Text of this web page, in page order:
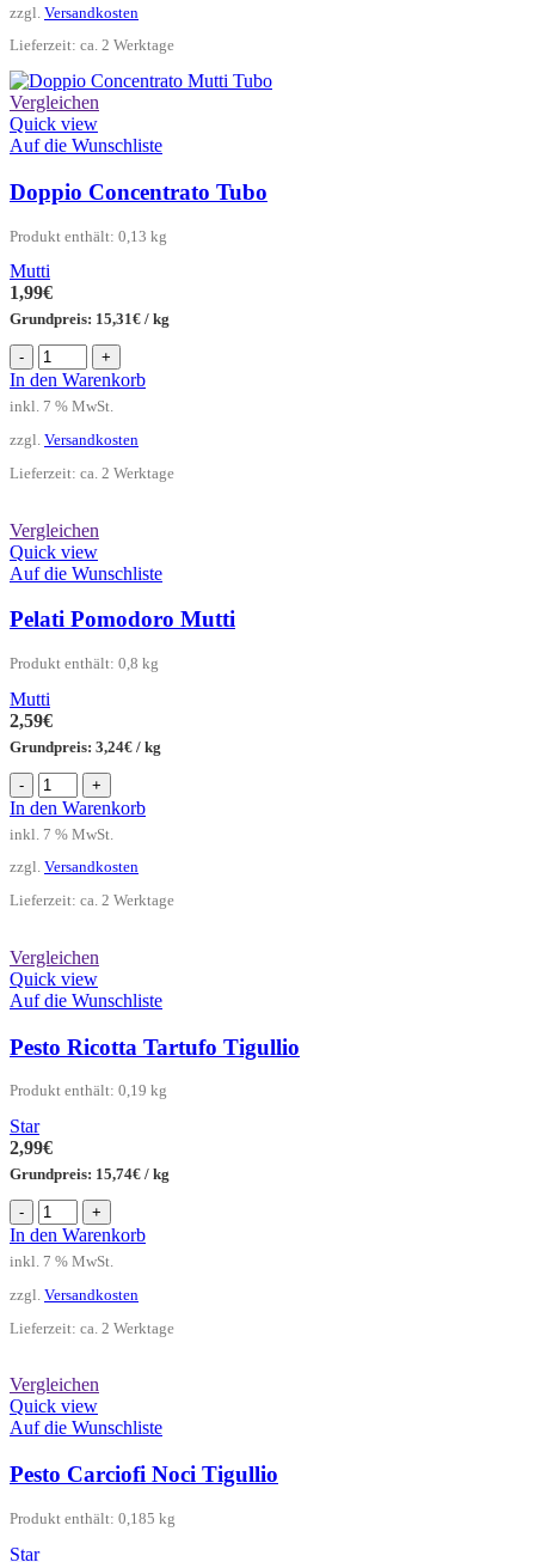
zzgl. Versandkosten
Lieferzeit: ca. 2 Werktage
Vergleichen
Quick view
Auf die Wunschliste
Doppio Concentrato Tubo
Produkt enthält: 0,13 kg
Mutti
1,99€
Grundpreis: 15,31€ / kg
-
Doppio
Concentrato
Tubo
Menge
+
In den Warenkorb
inkl. 7 % MwSt.
zzgl. Versandkosten
Lieferzeit: ca. 2 Werktage
Vergleichen
Quick view
Auf die Wunschliste
Pelati Pomodoro Mutti
Produkt enthält: 0,8 kg
Mutti
2,59€
Grundpreis: 3,24€ / kg
-
Pelati
Pomodoro
Mutti
Menge
+
In den Warenkorb
inkl. 7 % MwSt.
zzgl. Versandkosten
Lieferzeit: ca. 2 Werktage
Vergleichen
Quick view
Auf die Wunschliste
Pesto Ricotta Tartufo Tigullio
Produkt enthält: 0,19 kg
Star
2,99€
Grundpreis: 15,74€ / kg
-
Pesto
Ricotta
Tartufo
Tigullio
Menge
+
In den Warenkorb
inkl. 7 % MwSt.
zzgl. Versandkosten
Lieferzeit: ca. 2 Werktage
Vergleichen
Quick view
Auf die Wunschliste
Pesto Carciofi Noci Tigullio
Produkt enthält: 0,185 kg
Star